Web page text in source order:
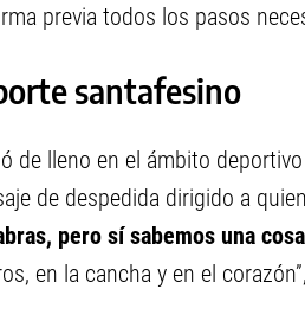
previa todos los pasos
santafesino
de lleno en el ámbito
de despedida dirigido a
pero sí sabemos una
en la cancha y en el